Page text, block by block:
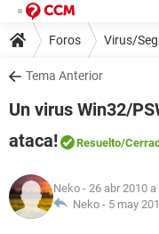
Foros Virus/
Tema Anterior
Un virus Win32/
ataca!
Resuelto/
Neko - 26 abr 2010 a
Neko - 5 may